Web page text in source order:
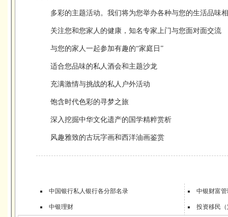
多彩的主题活动。我们将为您举办各种与您的生活品味
关注您和您家人的健康，知名专家上门与您面对面交流
与您的家人一起参加有趣的“家庭日”
适合您品味的私人酒会和主题沙龙
充满激情与挑战的私人户外活动
饱含时代色彩的寻梦之旅
深入挖掘中华文化遗产的国学精粹赏析
风趣雅致的古玩字画和西洋油画鉴赏
中国银行私人银行各分部名录 中银财富管
中银理财 投资移民